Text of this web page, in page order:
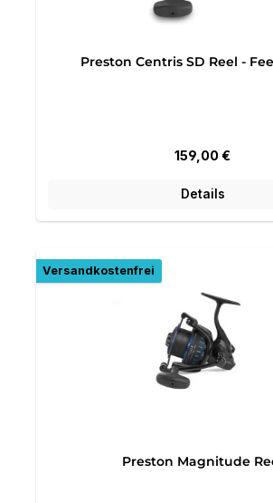
Preston Centris SD Reel -
Regulärer Preis:
159,00 €
Details
Versandkostenfrei
Preston Magnitude